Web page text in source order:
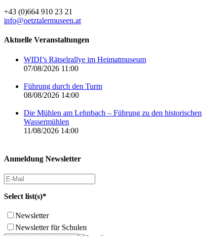
+43 (0)664 910 23 21
info@oetztalermuseen.at
Aktuelle Veranstaltungen
WIDI’s Rätselrallye im Heimatmuseum
07/08/2026 11:00
Führung durch den Turm
08/08/2026 14:00
Die Mühlen am Lehnbach – Führung zu den historischen
Wassermühlen
11/08/2026 14:00
Anmeldung Newsletter
Select list(s)*
Newsletter
Newsletter für Schulen